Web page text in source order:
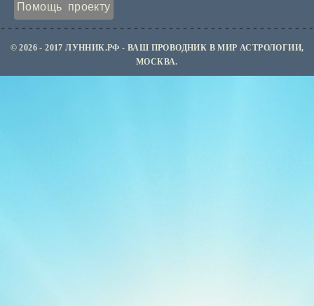
Помощь проекту
© 2026 - 2017 ЛУННИК.РФ - ВАШ ПРОВОДНИК В МИР АСТРОЛОГИИ,
МОСКВА.